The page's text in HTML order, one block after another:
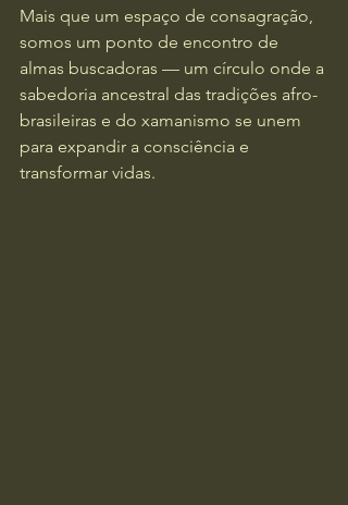
Mais que um espaço de consagração,
somos um ponto de encontro de
almas buscadoras — um círculo onde a
sabedoria ancestral das tradições afro-
brasileiras e do xamanismo se unem
para expandir a consciência e
transformar vidas.